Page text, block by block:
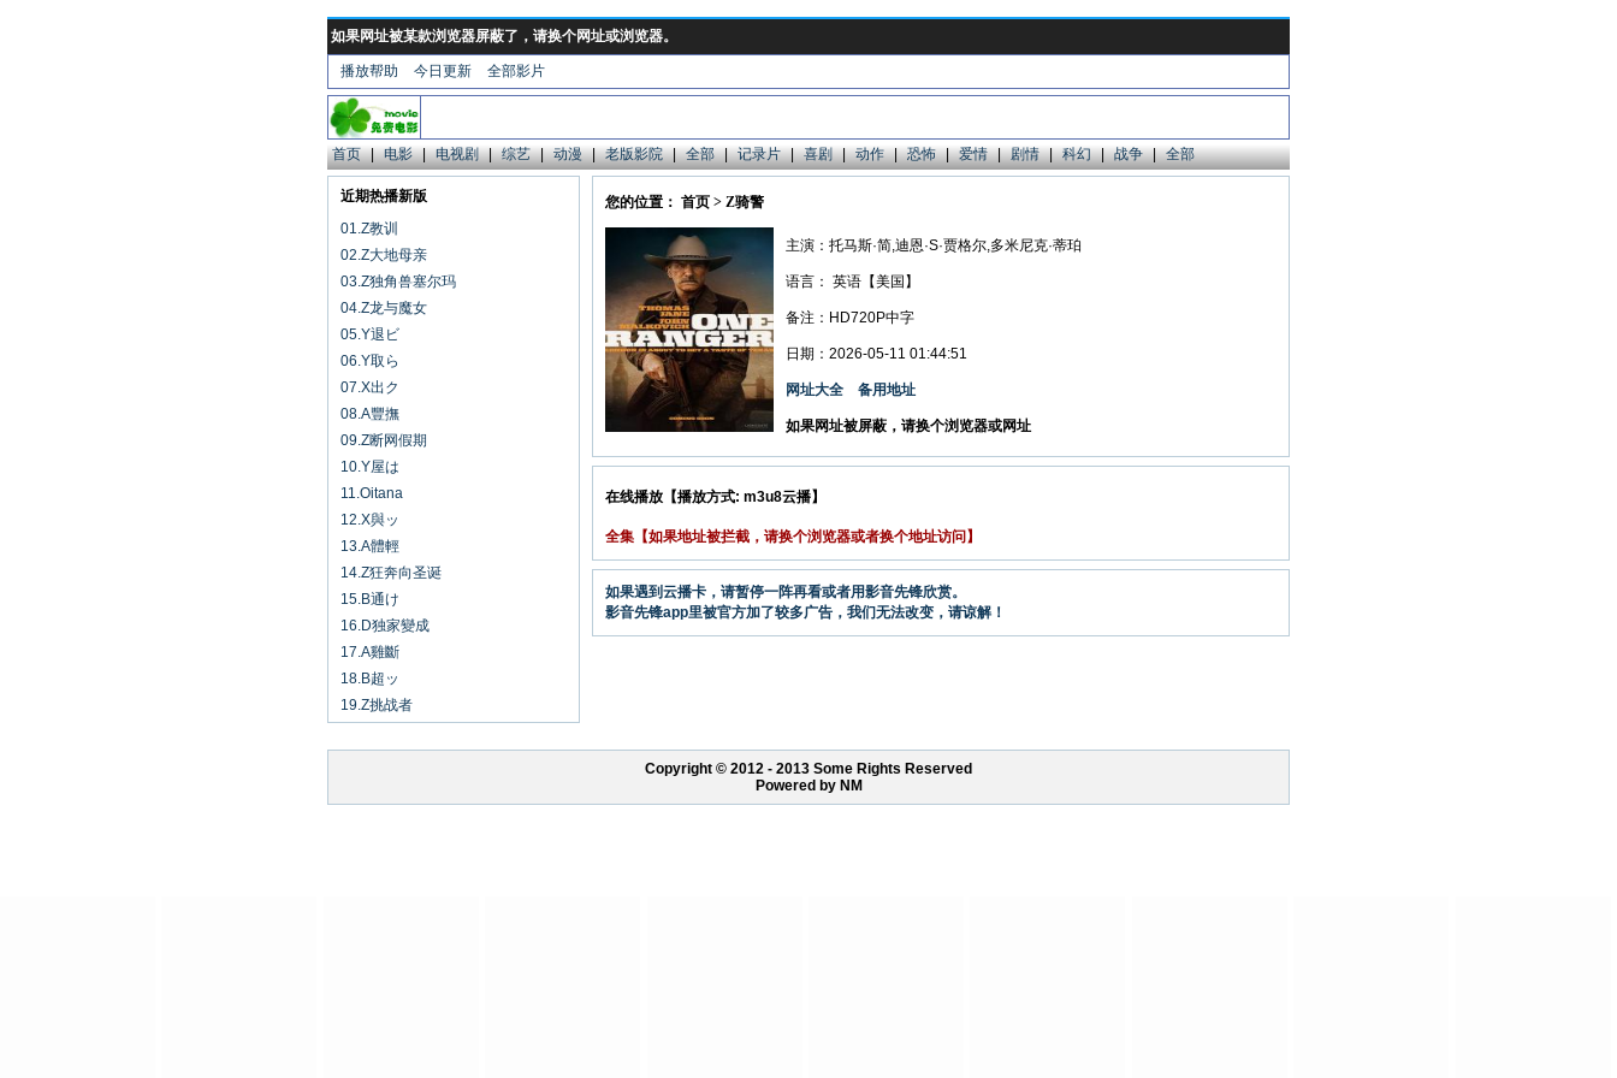
如果网址被某款浏览器屏蔽了，请换个网址或浏览器。
播放帮助 今日更新 全部影片
首页 | 电影 | 电视剧 | 综艺 | 动漫 | 老版影院 | 全部 | 记录片 | 喜剧 | 动作 | 恐怖 | 爱情 | 剧情 | 科幻 | 战争 | 全部
近期热播新版
01.Z教训
02.Z大地母亲
03.Z独角兽塞尔玛
04.Z龙与魔女
05.Y退ビ
06.Y取ら
07.X出ク
08.A豐撫
09.Z断网假期
10.Y屋は
11.Oitana
12.X與ッ
13.A體輕
14.Z狂奔向圣诞
15.B通け
16.D独家變成
17.A雞斷
18.B超ッ
19.Z挑战者
您的位置： 首页 > Z骑警
主演：托马斯·简,迪恩·S·贾格尔,多米尼克·蒂珀
语言： 英语【美国】
备注：HD720P中字
日期：2026-05-11 01:44:51
网址大全 备用地址
如果网址被屏蔽，请换个浏览器或网址
在线播放【播放方式: m3u8云播】
全集【如果地址被拦截，请换个浏览器或者换个地址访问】
如果遇到云播卡，请暂停一阵再看或者用影音先锋欣赏。
影音先锋app里被官方加了较多广告，我们无法改变，请谅解！
Copyright © 2012 - 2013 Some Rights Reserved
Powered by NM